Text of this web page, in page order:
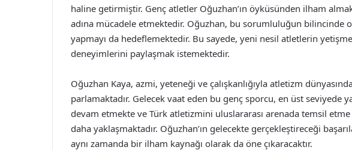
haline getirmiştir. Genç atletler Oğuzhan’ın öyküsünden ilham
adına mücadele etmektedir. Oğuzhan, bu sorumluluğun bilincinde
yapmayı da hedeflemektedir. Bu sayede, yeni nesil atletlerin
deneyimlerini paylaşmak istemektedir.
Oğuzhan Kaya, azmi, yeteneği ve çalışkanlığıyla atletizm
parlamaktadır. Gelecek vaat eden bu genç sporcu, en üst seviyede
devam etmekte ve Türk atletizmini uluslararası arenada temsil
daha yaklaşmaktadır. Oğuzhan’ın gelecekte gerçekleştireceği
aynı zamanda bir ilham kaynağı olarak da öne çıkaracaktır.